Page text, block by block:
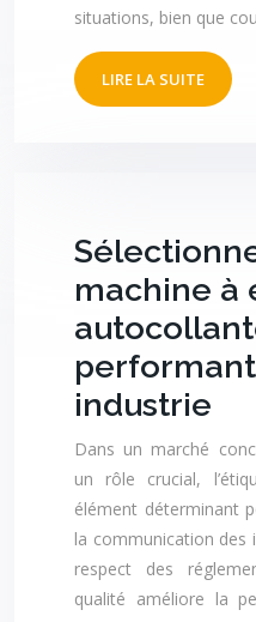
situations, bien que
LIRE LA SUITE
machine à
industrie
Dans un marché
un rôle crucial,
élément déterminant
la communication des
respect des
qualité améliore la